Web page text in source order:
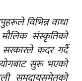
विभिन्न वाधा
संस्कृतिको
कदर गर्दै
सुरू भएको